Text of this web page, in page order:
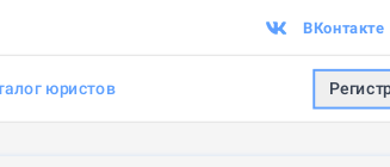
ВКонтакте
юристов